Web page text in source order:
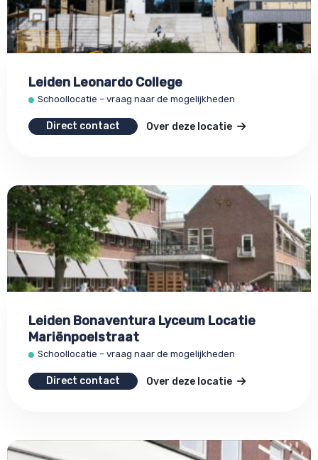
Leiden Leonardo College
Schoollocatie – vraag naar de mogelijkheden
Direct contact Over deze locatie
Leiden Bonaventura Lyceum Locatie
Mariënpoelstraat
Schoollocatie – vraag naar de mogelijkheden
Direct contact Over deze locatie